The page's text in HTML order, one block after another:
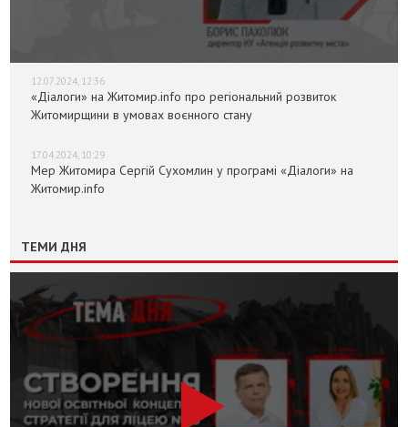
12.07.2024, 12:36
«Діалоги» на Житомир.info про регіональний розвиток
Житомирщини в умовах воєнного стану
17.04.2024, 10:29
Мер Житомира Сергій Сухомлин у програмі «Діалоги» на
Житомир.info
ТЕМИ ДНЯ